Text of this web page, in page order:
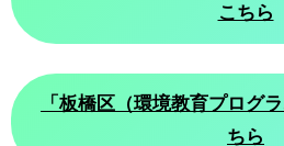
こちら
「板橋区（環境教育プログ
ちら